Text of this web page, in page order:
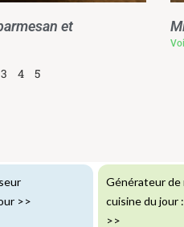
et
3 4 5
>>
Générateur
cuisine du jour
>>